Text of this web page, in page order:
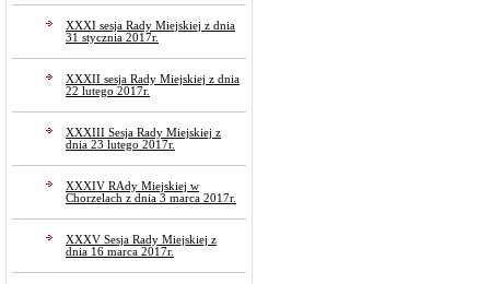
XXXI sesja Rady Miejskiej z dnia
31 stycznia 2017r.
XXXII sesja Rady Miejskiej z dnia
22 lutego 2017r.
XXXIII Sesja Rady Miejskiej z
dnia 23 lutego 2017r.
XXXIV RAdy Miejskiej w
Chorzelach z dnia 3 marca 2017r.
XXXV Sesja Rady Miejskiej z
dnia 16 marca 2017r.